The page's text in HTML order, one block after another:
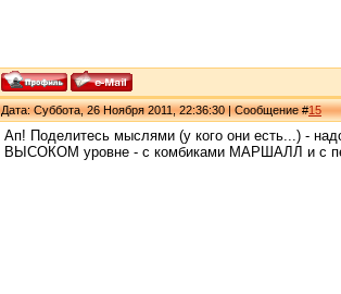
Дата: Суббота, 26 Ноября 2011, 22:36:30 | Сообщение #15
Ап! Поделитесь мыслями (у кого они есть...) -
ВЫСОКОМ уровне - с комбиками МАРШАЛЛ и с